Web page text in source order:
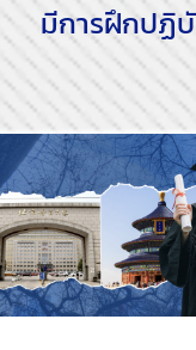
มีการฝึกปฏิ